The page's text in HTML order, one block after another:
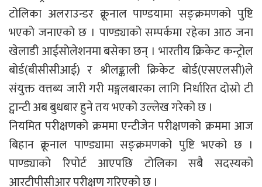
टोलिका अलराउन्डर क्रूनाल पाण्डयामा सङ्क्रमणको पुष्टि
भएको जनाएको छ । पाण्ड्याको सम्पर्कमा रहेका आठ जना
खेलाडी आईसोलेशनमा बसेका छन् । भारतीय क्रिकेट कन्ट्रोल
बोर्ड(बीसीसीआई) र श्रीलङ्काली क्रिकेट बोर्ड(एसएलसी)ले
संयुक्त वत्तब्य जारी गरी मङ्गलबारका लागि निर्धारित दोस्रो टी
ट्वान्टी अब बुधबार हुने तय भएको उल्लेख गरेको छ ।
नियमित परीक्षणको क्रममा एन्टीजेन परीक्षणको क्रममा आज
बिहान क्रूनाल पाण्ड्यामा सङ्क्रमणको पुष्टि भएको छ ।
पाण्ड्याको रिपोर्ट आएपछि टोलिका सबै सदस्यको
आरटीपीसीआर परीक्षण गरिएको छ ।